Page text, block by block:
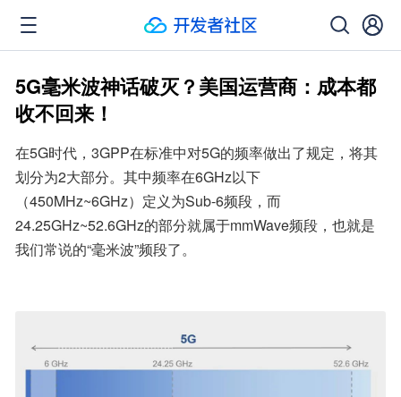
5G毫米波神话破灭？美国运营商：成本都
收不回来！
在5G时代，3GPP在标准中对5G的频率做出了规定，将其
划分为2大部分。其中频率在6GHz以下
（450MHz~6GHz）定义为Sub-6频段，而
24.25GHz~52.6GHz的部分就属于mmWave频段，也就是
我们常说的“毫米波”频段了。